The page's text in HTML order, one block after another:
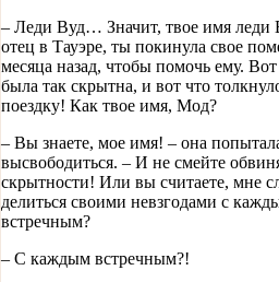
– Леди Вуд… Значит, твое имя леди
отец в Тауэре, ты покинула свое
месяца назад, чтобы помочь ему.
была так скрытна, и вот что
поездку! Как твое имя, Мод?
– Вы знаете, мое имя! – она
высвободиться. – И не смейте
скрытности! Или вы считаете, мне
делиться своими невзгодами с
встречным?
– С каждым встречным?!